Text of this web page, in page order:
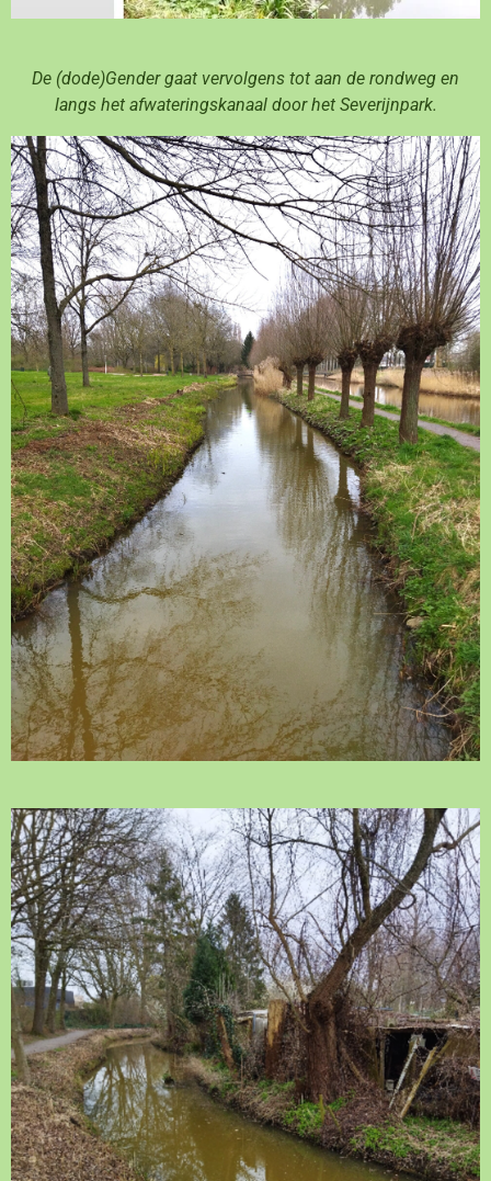
De (dode)Gender gaat vervolgens tot aan de rondweg en
langs het afwateringskanaal door het Severijnpark.